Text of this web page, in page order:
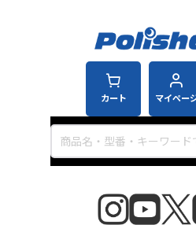
カート マイペー